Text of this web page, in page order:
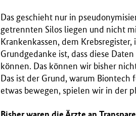
Das geschieht nur in
getrennten Silos liegen und nicht
Krankenkassen, dem
Grundgedanke ist, dass diese
können. Das können wir bisher
Das ist der Grund, warum
etwas bewegen, spielen wir in der